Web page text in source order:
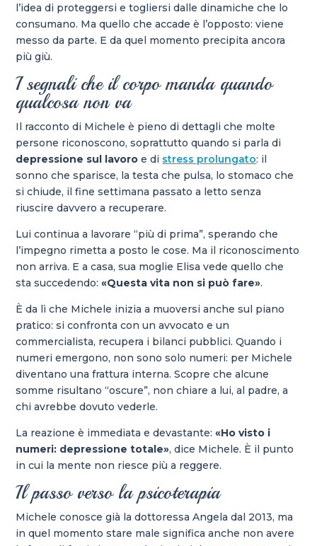
l’idea di proteggersi e togliersi dalle dinamiche che lo
consumano. Ma quello che accade è l’opposto: viene
messo da parte. E da quel momento precipita ancora
più giù.
I segnali che il corpo manda quando
qualcosa non va
Il racconto di Michele è pieno di dettagli che molte
persone riconoscono, soprattutto quando si parla di
depressione sul lavoro e di stress prolungato: il
sonno che sparisce, la testa che pulsa, lo stomaco che
si chiude, il fine settimana passato a letto senza
riuscire davvero a recuperare.
Lui continua a lavorare “più di prima”, sperando che
l’impegno rimetta a posto le cose. Ma il riconoscimento
non arriva. E a casa, sua moglie Elisa vede quello che
sta succedendo:«Questa vita non si può fare».
È da lì che Michele inizia a muoversi anche sul piano
pratico: si confronta con un avvocato e un
commercialista, recupera i bilanci pubblici. Quando i
numeri emergono, non sono solo numeri: per Michele
diventano una frattura interna. Scopre che alcune
somme risultano “oscure”, non chiare a lui, al padre, a
chi avrebbe dovuto vederle.
La reazione è immediata e devastante:«Ho visto i
numeri: depressione totale», dice Michele. È il punto
in cui la mente non riesce più a reggere.
Il passo verso la psicoterapia
Michele conosce già la dottoressa Angela dal 2013, ma
in quel momento stare male significa anche non avere